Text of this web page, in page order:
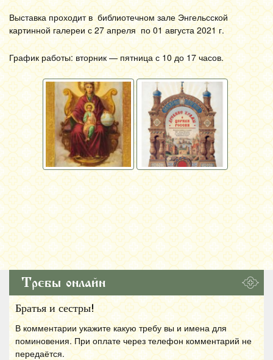
Выставка проходит в библиотечном зале Энгельсской
картинной галереи с 27 апреля по 01 августа 2021 г.
График работы: вторник — пятница с 10 до 17 часов.
Требы онлайн
Братья и сестры!
В комментарии укажите какую требу вы и имена для
поминовения. При оплате через телефон комментарий не
передаётся.